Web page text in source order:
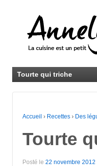
Tourte qui triche
Accueil › Recettes › Des
Tourte
Posté le 22 novembre 2012